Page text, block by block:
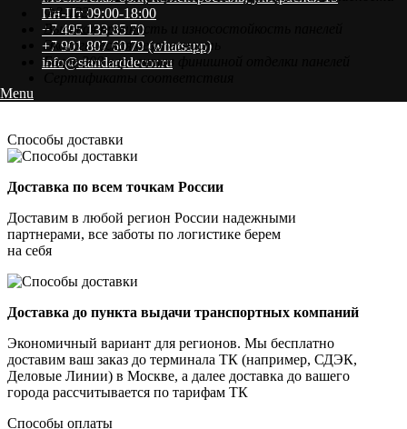
Пн-Пт 09:00-18:00
+7 495 133 85 70
+7 901 807 60 79 (whatsapp)
info@standarddecor.ru
Menu
ФЗ-123
Высокая прочность и износостойкость панелей
Экологическая безопасность
Более 300 вариантов финишной отделки панелей
Способы доставки
Доставка по всем точкам России
Доставим в любой регион России надежными
партнерами, все заботы по логистике берем
на себя
Доставка до пункта выдачи транспортных компаний
Экономичный вариант для регионов. Мы бесплатно
доставим ваш заказ до терминала ТК (например, СДЭК,
Деловые Линии) в Москве, а далее доставка до вашего
города рассчитывается по тарифам ТК
Способы оплаты